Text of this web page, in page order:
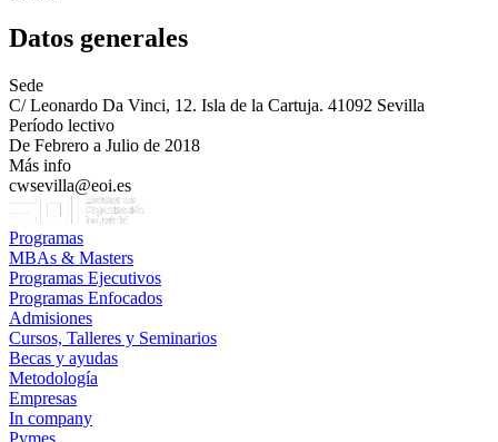
Datos generales
Sede
C/ Leonardo Da Vinci, 12. Isla de la Cartuja. 41092 Sevilla
Período lectivo
De Febrero a Julio de 2018
Más info
cwsevilla@eoi.es
Programas
MBAs & Masters
Programas Ejecutivos
Programas Enfocados
Admisiones
Cursos, Talleres y Seminarios
Becas y ayudas
Metodología
Empresas
In company